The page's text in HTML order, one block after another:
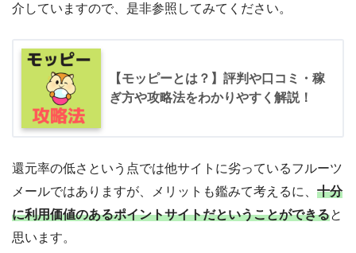
介していますので、是非参照してみてください。
【モッピーとは？】評判や口コミ・稼
ぎ方や攻略法をわかりやすく解説！
還元率の低さという点では他サイトに劣っているフルーツ
メールではありますが、メリットも鑑みて考えるに、 十分
に利用価値のあるポイントサイトだということができると
思います。